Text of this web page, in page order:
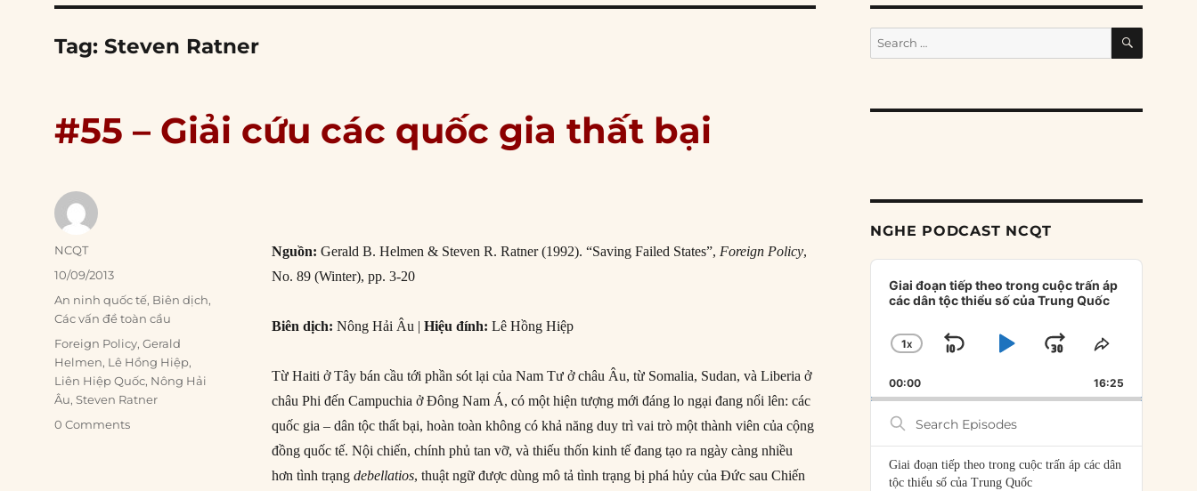
Tag:Steven Ratner
#55 – Giải cứu các quốc gia thất bại
Nguồn: Gerald B. Helmen & Steven R. Ratner (1992). “Saving Failed States”, Foreign Policy,
No. 89 (Winter), pp. 3-20
Biên dịch: Nông Hải Âu |Hiệu đính: Lê Hồng Hiệp
Từ Haiti ở Tây bán cầu tới phần sót lại của Nam Tư ở châu Âu, từ Somalia, Sudan, và Liberia ở
châu Phi đến Campuchia ở Đông Nam Á, có một hiện tượng mới đáng lo ngại đang nổi lên: các
quốc gia – dân tộc thất bại, hoàn toàn không có khả năng duy trì vai trò một thành viên của cộng
đồng quốc tế. Nội chiến, chính phủ tan vỡ, và thiếu thốn kinh tế đang tạo ra ngày càng nhiều
hơn tình trạngdebellatios, thuật ngữ được dùng mô tả tình trạng bị phá hủy của Đức sau Chiến
Author
NCQT
Posted
10/09/2013
Categories
An ninh quốc tế, Biên dịch,
Các vấn đề toàn cầu
Tags
Foreign Policy,Gerald
Helmen, Lê Hồng Hiệp,
Liên Hiệp Quốc, Nông Hải
Âu,Steven Ratner
0 Comments
Search
for:
SEARCH
NGHE PODCAST NCQT
Audio
Player
Giai đoạn tiếp theo trong cuộc trấn áp
các dân tộc thiểu số của Trung Quốc
CHANGE
RATE
1X
SKIP
BACKWARD
PLAYJUMP
FORWARD
SHARE
EPISODE
00:00 16:25
Search
Episodes
Giai đoạn tiếp theo trong cuộc trấn áp các dân
tộc thiểu số của Trung Quốc